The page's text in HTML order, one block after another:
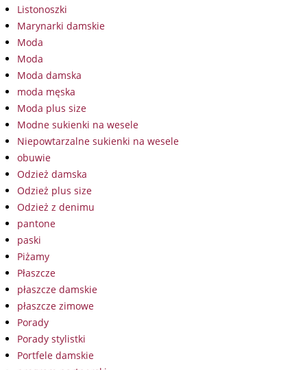
Listonoszki
Marynarki damskie
Moda
Moda
Moda damska
moda męska
Moda plus size
Modne sukienki na wesele
Niepowtarzalne sukienki na wesele
obuwie
Odzież damska
Odzież plus size
Odzież z denimu
pantone
paski
Piżamy
Płaszcze
płaszcze damskie
płaszcze zimowe
Porady
Porady stylistki
Portfele damskie